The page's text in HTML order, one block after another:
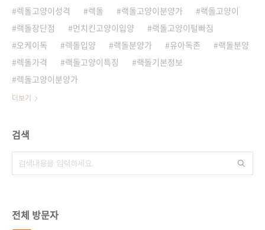
렉돌고양이성격
렉돌 랙돌고양이분양가
랙돌고양이
랙돌장단점
먼치킨고양이입양
랙돌고양이털빠짐
오케이독
렉돌입양 랙돌분양가 유아독존
랙돌분양
렉돌가격
랙돌고양이특징
랙돌기본정보
렉돌고양이분양가
더보기
검색
전체 방문자